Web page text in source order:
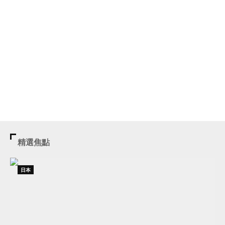
精選焦點
日本